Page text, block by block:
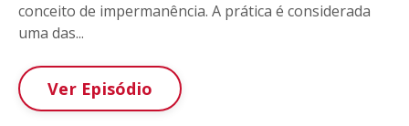
conceito de impermanência. A prática é considerada
uma das...
Ver Episódio